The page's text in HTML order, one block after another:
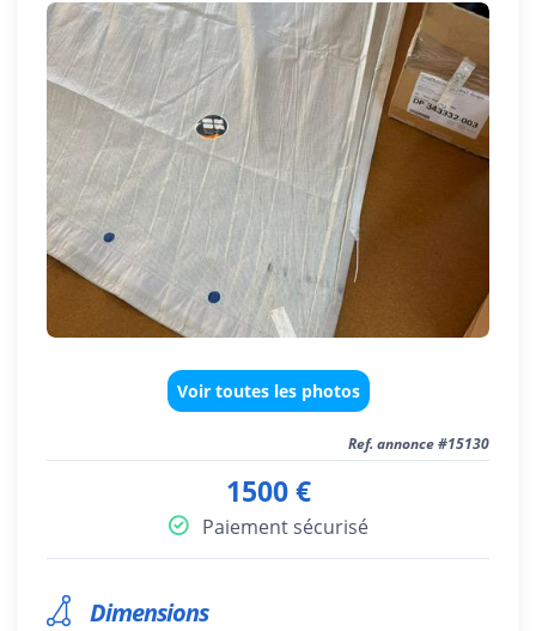
Voir toutes les photos
Ref. annonce #15130
1500 €
Paiement sécurisé
Dimensions